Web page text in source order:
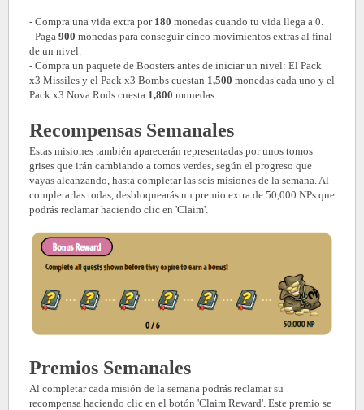
- Compra una vida extra por 180 monedas cuando tu vida llega a 0.
- Paga 900 monedas para conseguir cinco movimientos extras al final
de un nivel.
- Compra un paquete de Boosters antes de iniciar un nivel: El Pack
x3 Missiles y el Pack x3 Bombs cuestan 1,500 monedas cada uno y el
Pack x3 Nova Rods cuesta 1,800 monedas.
Recompensas Semanales
Estas misiones también aparecerán representadas por unos tomos
grises que irán cambiando a tomos verdes, según el progreso que
vayas alcanzando, hasta completar las seis misiones de la semana. Al
completarlas todas, desbloquearás un premio extra de 50,000 NPs que
podrás reclamar haciendo clic en 'Claim'.
Premios Semanales
Al completar cada misión de la semana podrás reclamar su
recompensa haciendo clic en el botón 'Claim Reward'. Este premio se